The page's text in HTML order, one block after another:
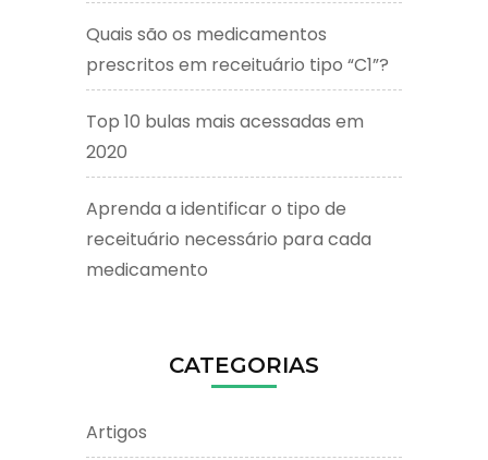
Quais são os medicamentos
prescritos em receituário tipo “C1”?
Top 10 bulas mais acessadas em
2020
Aprenda a identificar o tipo de
receituário necessário para cada
medicamento
CATEGORIAS
Artigos